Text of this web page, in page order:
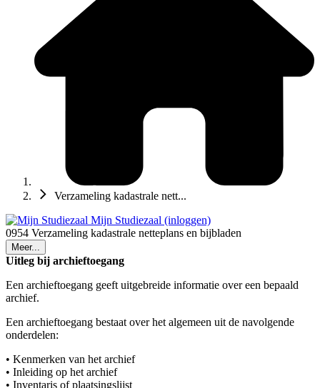
Verzameling kadastrale nett...
Mijn Studiezaal (inloggen)
0954 Verzameling kadastrale netteplans en bijbladen
Meer...
Uitleg bij archieftoegang
Een archieftoegang geeft uitgebreide informatie over een bepaald
archief.
Een archieftoegang bestaat over het algemeen uit de navolgende
onderdelen:
• Kenmerken van het archief
• Inleiding op het archief
• Inventaris of plaatsingslijst